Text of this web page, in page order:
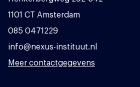
1101 CT Amsterdam
085 0471229
info@nexus-instituut.nl
Meer contactgegevens